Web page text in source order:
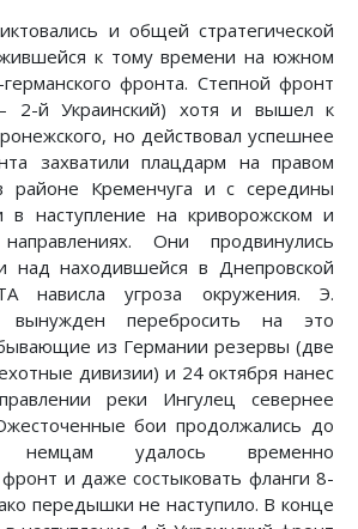
и общей стратегической
к тому времени на южном
германского фронта. Степной фронт
2-й Украинский) хотя и вышел к
но действовал успешнее
захватили плацдарм на правом
районе Кременчуга и с середины
в наступление на криворожском и
направлениях. Они продвинулись
над находившейся в Днепровской
нависла угроза окружения. Э.
перебросить на это
из Германии резервы (две
дивизии) и 24 октября нанес
реки Ингулец севернее
бои продолжались до
удалось временно
и даже состыковать фланги 8-
передышки не наступило. В конце